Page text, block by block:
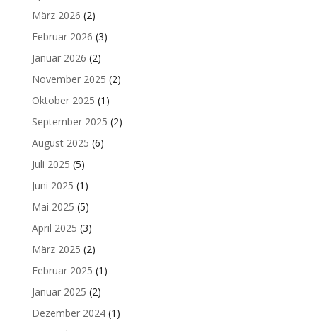
März 2026 (2)
Februar 2026 (3)
Januar 2026 (2)
November 2025 (2)
Oktober 2025 (1)
September 2025 (2)
August 2025 (6)
Juli 2025 (5)
Juni 2025 (1)
Mai 2025 (5)
April 2025 (3)
März 2025 (2)
Februar 2025 (1)
Januar 2025 (2)
Dezember 2024(1)